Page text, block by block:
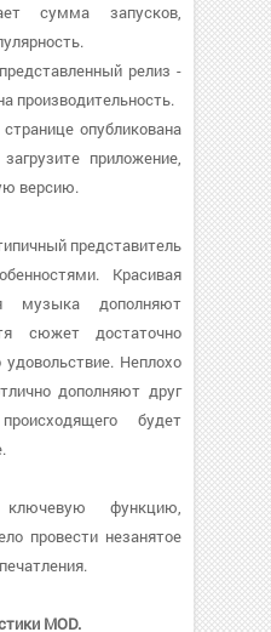
сумма запусков,
релиз -
производительность.
опубликована
приложение,
версию.
представитель
Красивая
музыка дополняют
сюжет достаточно
Неплохо
дополняют друг
будет
функцию,
провести незанятое
MOD.